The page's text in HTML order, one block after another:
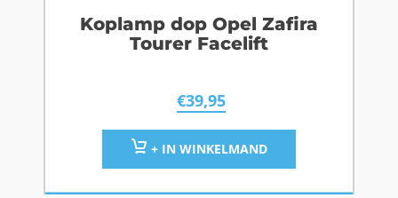
Koplamp dop Opel Zafira
Tourer Facelift
€39,95
+ IN WINKELMAND